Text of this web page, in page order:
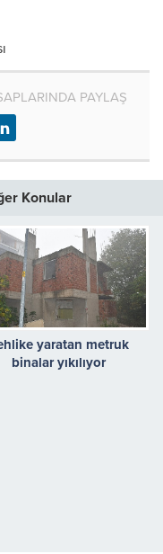
PAYLAŞ
Konular
yaratan metruk
binalar yıkılıyor